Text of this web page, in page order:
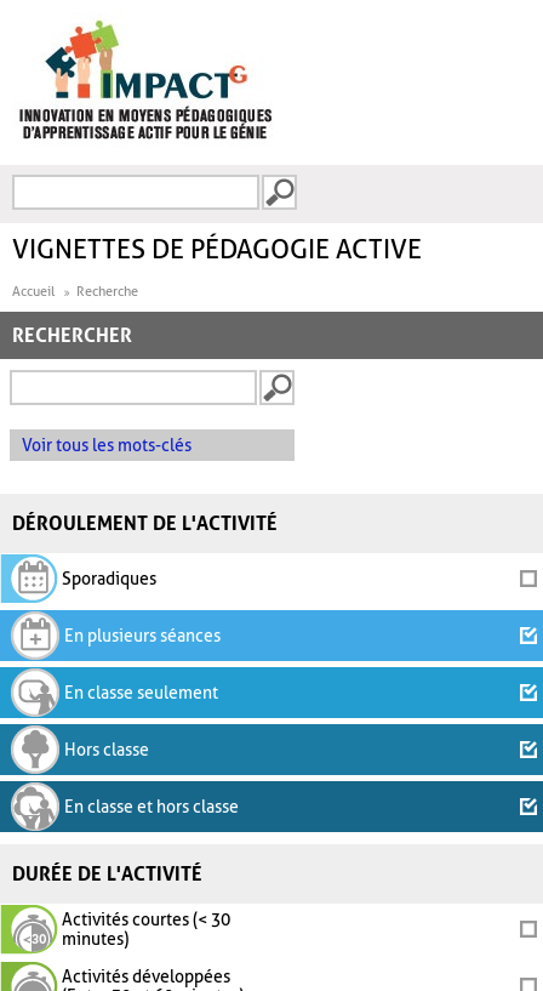
FORMULAIRE DE
VIGNETTES DE PÉDAGOGIE ACTIVE
Accueil Recherche
RECHERCHER
Voir tous les mots-clés
DÉROULEMENT DE L'ACTIVITÉ
Sporadiques
En plusieurs séances
En classe seulement
Hors classe
En classe et hors classe
DURÉE DE L'ACTIVITÉ
Activités courtes (< 30
minutes)
Activités développées